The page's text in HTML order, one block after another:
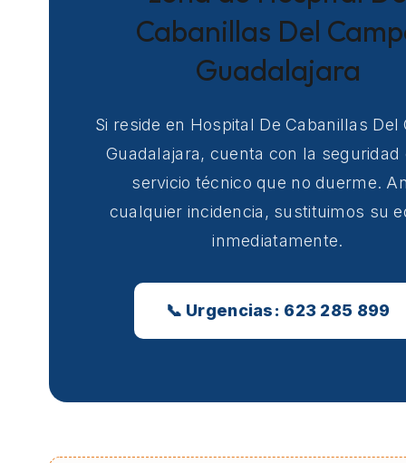
Cabanillas Del
Guadalajara
Si reside en Hospital De Cabanillas Del
Guadalajara, cuenta con la seguridad
servicio técnico que no duerme.
cualquier incidencia, sustituimos su
inmediatamente.
📞 Urgencias: 623 285 899